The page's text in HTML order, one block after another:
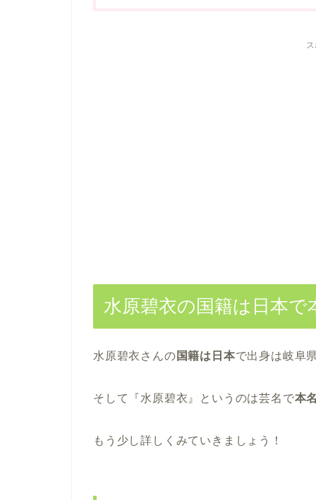
水原碧衣の国籍は日本で
水原碧衣さんの 国籍は日本で出身は岐阜
そして『水原碧衣』というのは芸名で本
もう少し詳しくみていきましょう！